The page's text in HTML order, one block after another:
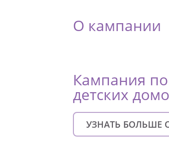
О кампании
Кампания
детских
УЗНАТЬ БОЛЬШЕ